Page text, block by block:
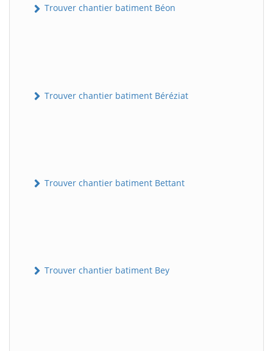
Trouver chantier batiment Béon
Trouver chantier batiment Béréziat
Trouver chantier batiment Bettant
Trouver chantier batiment Bey